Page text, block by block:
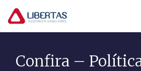
Pular
conteúdo
Confira –